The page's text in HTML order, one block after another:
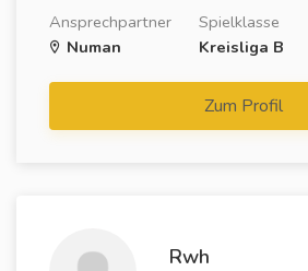
Ansprechpartner
Numan
Spielklasse
Kreisliga B
Zum Profil
Rwh